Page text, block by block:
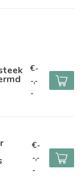
€-
-,-
-
€-
-,-
-